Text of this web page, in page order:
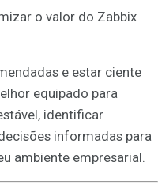
o valor do Zabbix
e estar ciente
equipado para
identificar
informadas para
ambiente empresarial.